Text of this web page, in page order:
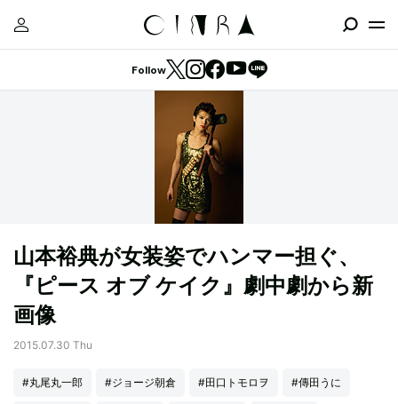
Follow
山本裕典が女装姿でハンマー担ぐ、
『ピース オブ ケイク』劇中劇から新
画像
2015.07.30 Thu
#丸尾丸一郎 #ジョージ朝倉 #田口トモロヲ #傳田うに